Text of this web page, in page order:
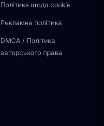
Політика щодо cookie
Рекламна політика
DMCA / Політика
авторського права